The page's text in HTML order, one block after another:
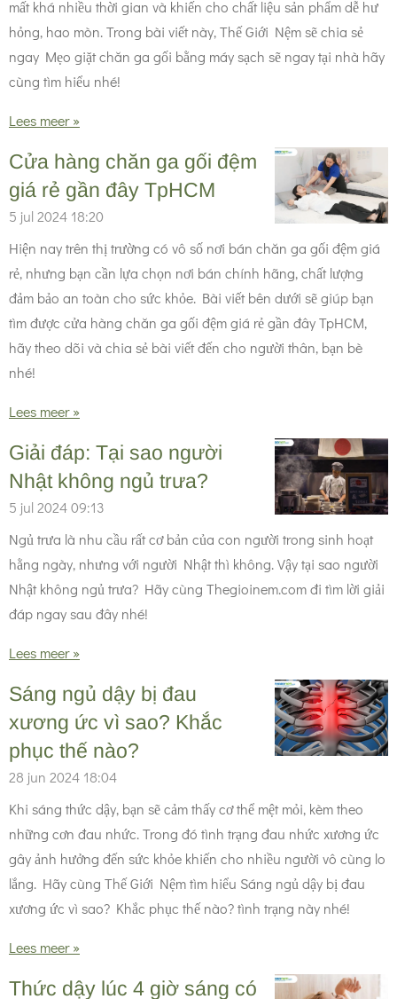
mất khá nhiều thời gian và khiến cho chất liệu sản phẩm dễ hư
hỏng, hao mòn. Trong bài viết này, Thế Giới Nệm sẽ chia sẻ
ngay Mẹo giặt chăn ga gối bằng máy sạch sẽ ngay tại nhà hãy
cùng tìm hiểu nhé!
Lees meer »
Cửa hàng chăn ga gối đệm
giá rẻ gần đây TpHCM
5 jul 2024 18:20
Hiện nay trên thị trường có vô số nơi bán chăn ga gối đệm giá
rẻ, nhưng bạn cần lựa chọn nơi bán chính hãng, chất lượng
đảm bảo an toàn cho sức khỏe. Bài viết bên dưới sẽ giúp bạn
tìm được cửa hàng chăn ga gối đệm giá rẻ gần đây TpHCM,
hãy theo dõi và chia sẻ bài viết đến cho người thân, bạn bè
nhé!
Lees meer »
Giải đáp: Tại sao người
Nhật không ngủ trưa?
5 jul 202409:13
Ngủ trưa là nhu cầu rất cơ bản của con người trong sinh hoạt
hằng ngày, nhưng với người Nhật thì không. Vậy tại sao người
Nhật không ngủ trưa? Hãy cùng Thegioinem.com đi tìm lời giải
đáp ngay sau đây nhé!
Lees meer »
Sáng ngủ dậy bị đau
xương ức vì sao? Khắc
phục thế nào?
28 jun 2024 18:04
Khi sáng thức dậy, bạn sẽ cảm thấy cơ thể mệt mỏi, kèm theo
những cơn đau nhức. Trong đó tình trạng đau nhức xương ức
gây ảnh hưởng đến sức khỏe khiến cho nhiều người vô cùng lo
lắng. Hãy cùng Thế Giới Nệm tìm hiểu Sáng ngủ dậy bị đau
xương ức vì sao? Khắc phục thế nào? tình trạng này nhé!
Lees meer »
Thức dậy lúc 4 giờ sáng có